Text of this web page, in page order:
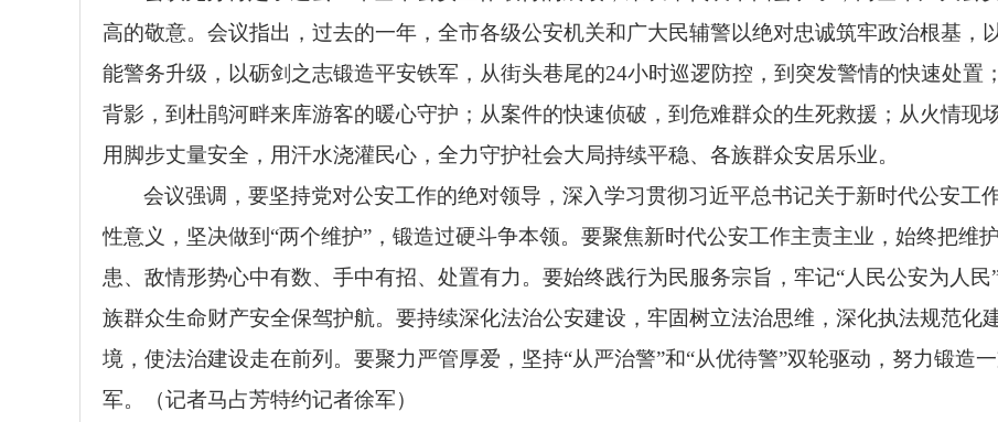
高的敬意。会议指出，过去的一年，全市各级公安机关和广大民辅警以绝对忠诚筑牢政治根基，
能警务升级，以砺剑之志锻造平安铁军，从街头巷尾的24小时巡逻防控，到突发警情的快速处置
背影，到杜鹃河畔来库游客的暖心守护；从案件的快速侦破，到危难群众的生死救援；从火情现
用脚步丈量安全，用汗水浇灌民心，全力守护社会大局持续平稳、各族群众安居乐业。
会议强调，要坚持党对公安工作的绝对领导，深入学习贯彻习近平总书记关于新时代公安工
性意义，坚决做到“两个维护”，锻造过硬斗争本领。要聚焦新时代公安工作主责主业，始终把维
患、敌情形势心中有数、手中有招、处置有力。要始终践行为民服务宗旨，牢记“人民公安为人
族群众生命财产安全保驾护航。要持续深化法治公安建设，牢固树立法治思维，深化执法规范化
境，使法治建设走在前列。要聚力严管厚爱，坚持“从严治警”和“从优待警”双轮驱动，努力锻造
军。（记者马占芳特约记者徐军）